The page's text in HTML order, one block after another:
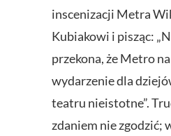
inscenizacji Metra
Kubiakowi i pisząc:
przekona, że Metro
wydarzenie dla
teatru nieistotne”.
zdaniem nie zgodzić;